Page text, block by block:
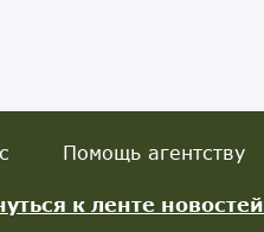
Помощь агентству
к ленте новостей